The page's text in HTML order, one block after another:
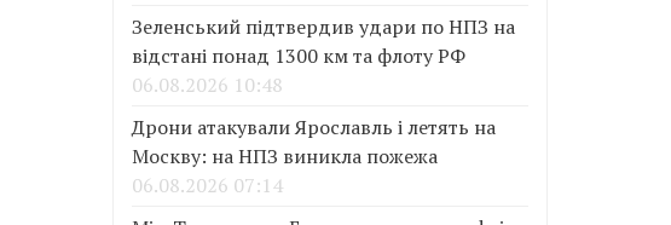
Зеленський підтвердив удари по НПЗ на
відстані понад 1300 км та флоту РФ
06.08.2026 10:48
Дрони атакували Ярославль і летять на
Москву: на НПЗ виникла пожежа
06.08.2026 07:14